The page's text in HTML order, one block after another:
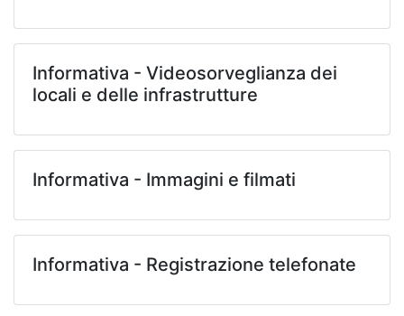
Informativa - Videosorveglianza dei
locali e delle infrastrutture
Informativa - Immagini e filmati
Informativa - Registrazione telefonate